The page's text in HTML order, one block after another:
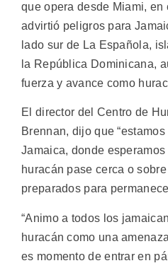
que opera desde Miami, en
advirtió peligros para
lado sur de La Española,
la República Dominicana,
fuerza y avance como
El director del Centro de
Brennan, dijo que
Jamaica, donde
huracán pase cerca o
preparados para
“Animo a todos los
huracán como una
es momento de entrar en